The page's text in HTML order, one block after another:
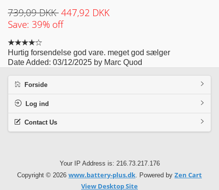
739,09 DKK447,92 DKK
Save: 39% off
Hurtig forsendelse god vare. meget god sælger
Date Added: 03/12/2025 by Marc Quod
Forside
Log ind
Contact Us
Your IP Address is: 216.73.217.176
Copyright © 2026 www.battery-plus.dk . Powered by Zen Cart
View Desktop Site